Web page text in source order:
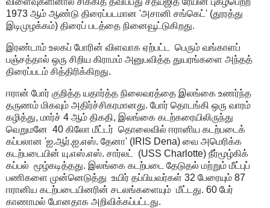
1973 ஆம் ஆண்டு திரைப்படமான 'அசானி சங்கெட்' (தூரத்து
இடிமுழக்கம்) திரைப் படத்தை நினைவூட்டுகிறது.
இரண்டாம் உலகப் போரின் விளவாக ஏற்பட்ட
பெரும் வங்காளப்
பஞ்சத்தால் ஒரு சிறிய கிராமம் அனுபவித்த துயரங்களை அந்தத்
திரைப்படம் சித்திரிக்கிறது.
ஈரான் போர் குறித்த யதார்த்த நிலைவரத்தை இலங்கை உணர்ந்த
தருணம் மிகவும் அதிர்ச்சிகரமானது. போர் தொடங்கி ஒரு வாரம்
கழித்து, மார்ச் 4 ஆம் திகதி, இலங்கை கடற்கரையிலிருந்து
வெறுமனே 40 கிலோ மீட்டர் தொலைவில் ஈரானிய கடற்படைக்
கப்பலான 'ஐ.ஆர்.ஐ.எஸ். தேனா' (IRIS Dena) வை அமெரிக்க
கடற்படையின் யு.எஸ்.எஸ். சார்லட்
(USS Charlotte) நீர்மூழ்கிக்
கப்பல் மூழ்கடித்தது. இலங்கை கடற்படை தேடுதல் மற்றும் மீட்புப்
பணிகளை முன்னெடுத்து உயிர் தப்பியவர்கள் 32 பேரையும் 87
ஈரானிய கடற்படையினரின் சடலங்களையும் மீட்டது. 60 பேர்
காணாமல் போனதாக அறிவிக்கப்பட்டது.